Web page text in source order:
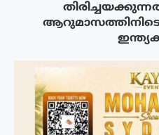
ആറുമാസത്തിനിടെ